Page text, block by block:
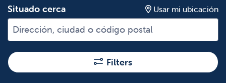
Situado cerca Usar mi ubicación
Filters